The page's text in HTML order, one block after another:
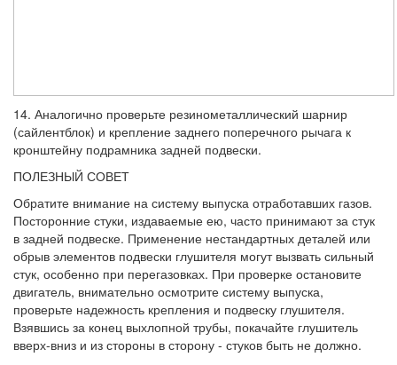
14. Аналогично проверьте резинометал­лический шарнир
(сайлентблок) и крепле­ние заднего поперечного рычага к
крон­штейну подрамника задней подвески.
ПОЛЕЗНЫЙ СОВЕТ
Обратите внимание на систему выпуска отработавших газов.
Посторонние стуки, из­даваемые ею, часто принимают за стук
в за­дней подвеске. Применение нестандартных деталей или
обрыв элементов подвески глу­шителя могут вызвать сильный
стук, особен­но при перегазовках. При проверке остано­вите
двигатель, внимательно осмотрите си­стему выпуска,
проверьте надежность крепления и подвеску глушителя.
Взявшись за конец выхлопной трубы, покачайте глуши­тель
вверх-вниз и из стороны в сторону - сту­ков быть не должно.